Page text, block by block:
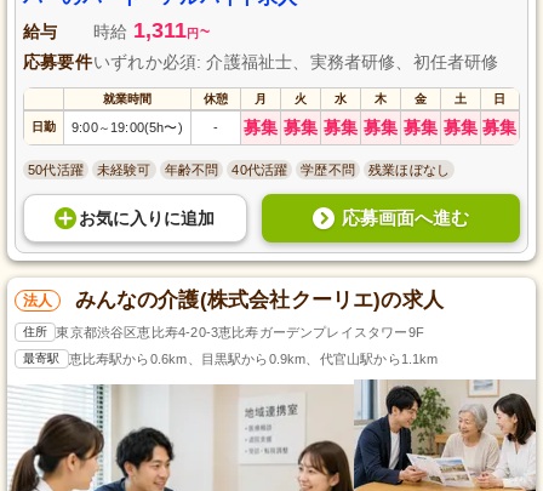
給与 時給 1,311円 ~
応募要件いずれか必須: 介護福祉士、実務者研修、初任者研修
就業時間 休憩 月 火 水 木 金 土 日
日勤 9:00～ 19:00(5h〜) - 募集 募集 募集 募集 募集 募集 募集
50代活躍 未経験可 年齢不問 40代活躍 学歴不問 残業ほぼなし
お気に入り に追加 応募画面へ進む
法人 みんなの介護(株式会社クーリエ)の求人
住所 東京都渋谷区恵比寿4-20-3恵比寿ガーデンプレイスタワー9F
最寄駅 恵比寿駅から0.6km、目黒駅から0.9km、代官山駅から1.1km